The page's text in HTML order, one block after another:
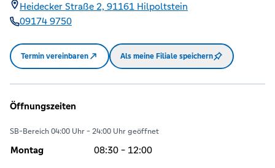
Heidecker Straße 2, 91161 Hilpoltstein
09174 9750
Termin vereinbaren Als meine Filiale speichern
Öffnungszeiten
SB-Bereich 04:00 Uhr - 24:00 Uhr geöffnet
Montag 08:30 - 12:00